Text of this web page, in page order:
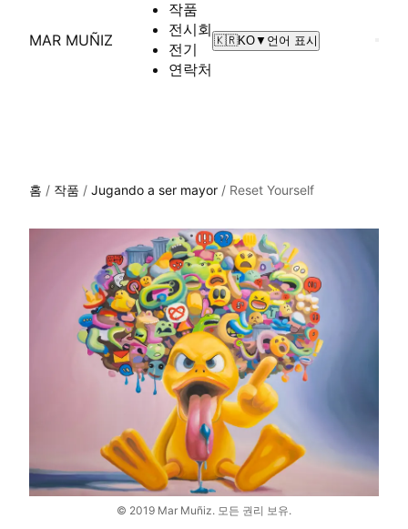
MAR MUÑIZ
작품
전시회
전기
연락처
🇰🇷KO▼ 언어 표시
홈 / 작품 / Jugando a ser mayor / Reset Yourself
© 2019 Mar Muñiz. 모든 권리 보유.